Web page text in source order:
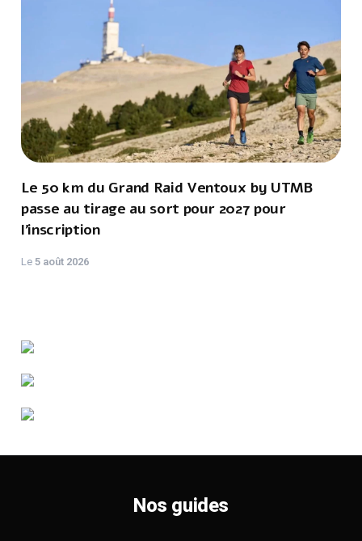
Le 50 km du Grand Raid Ventoux by UTMB
passe au tirage au sort pour 2027 pour
l'inscription
Le5 août 2026
Nos guides